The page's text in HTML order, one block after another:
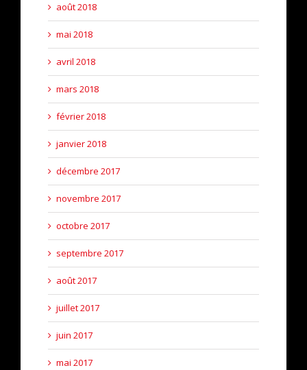
août 2018
mai 2018
avril 2018
mars 2018
février 2018
janvier 2018
décembre 2017
novembre 2017
octobre 2017
septembre 2017
août 2017
juillet 2017
juin 2017
mai 2017